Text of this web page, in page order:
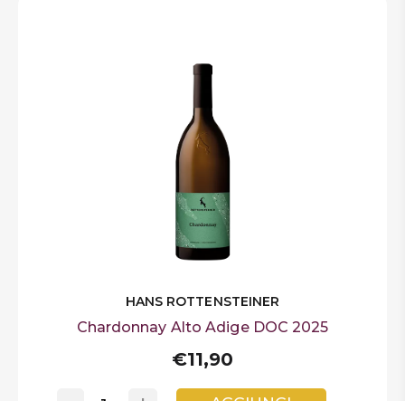
HANS ROTTENSTEINER
Chardonnay Alto Adige DOC 2025
€11,90